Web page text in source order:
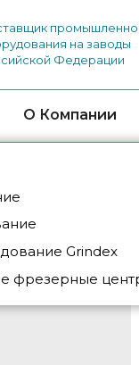
О Компании
на заводы
Федерации
Grindex
фрезерные